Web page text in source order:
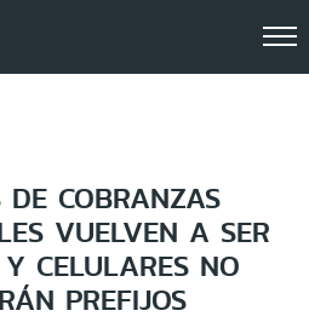
COBRANZAS
VUELVEN A SER
CELULARES NO
PREFIJOS